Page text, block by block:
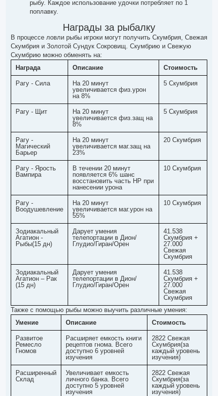
рыбу. Каждое использование удочки потребляет по 1
поплавку.
Награды за рыбалку
В процессе ловли рыбы игроки могут получить Скумбрия, Свежая
Скумбрия и Золотой Сундук Сокровищ. Скумбрию и Свежую
Скумбрию можно обменять на:
Награда
Описание Стоимость
Рагу - Сила
На 20 минут
увеличивается физ.урон
на 8%
5 Скумбрия
Рагу - Щит
На 20 минут
увеличивается физ.защ на
8%
5 Скумбрия
Рагу -
Магический
Барьер
На 20 минут
увеличивается маг.защ на
23%
20 Скумбрия
Рагу - Ярость
Вампира
В течении 20 минут
появляется 6% шанс
восстановить часть HP при
нанесении урона
10 Скумбрия
Рагу -
Воодушевление
На 20 минут
увеличивается маг.урон на
55%
10 Скумбрия
Зодиакальный
Агатион -
Рыбы(15 дн)
Дарует умения
телепортации в Дион/
Глудио/Гиран/Орен
41.538
Скумбрия +
27.000
Свежая
Скумбрия
Зодиакальный
Агатион – Рак
(15 дн)
Дарует умения
телепортации в Дион/
Глудио/Гиран/Орен
41.538
Скумбрия +
27.000
Свежая
Скумбрия
Также с помощью рыбы можно выучить различные умения:
Умение
Описание Стоимость
Развитое
Ремесло
Гномов
Расширяет емкость книги
рецептов гнома. Всего
доступно 6 уровней
изучения
2822 Свежая
Скумбрия(за
каждый уровень
изучения)
Расширенный
Склад
Увеличивает емкость
личного банка. Всего
доступно 5 уровней
изучения
2822 Свежая
Скумбрия(за
каждый уровень
изучения)